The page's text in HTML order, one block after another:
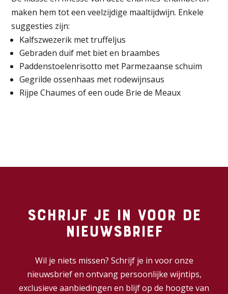
maken hem tot een veelzijdige maaltijdwijn. Enkele
suggesties zijn:
Kalfszwezerik met truffeljus
Gebraden duif met biet en braambes
Paddenstoelenrisotto met Parmezaanse schuim
Gegrilde ossenhaas met rodewijnsaus
Rijpe Chaumes of een oude Brie de Meaux
Schrijf je in voor de
nieuwsbrief
Wil je niets missen? Schrijf je in voor onze
nieuwsbrief en ontvang persoonlijke wijntips,
exclusieve aanbiedingen en blijf op de hoogte van